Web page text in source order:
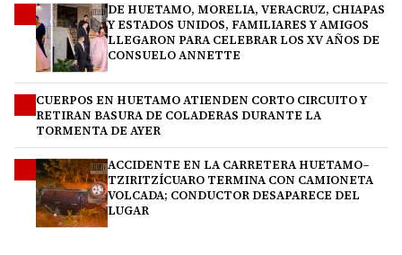
DE HUETAMO, MORELIA, VERACRUZ, CHIAPAS
Y ESTADOS UNIDOS, FAMILIARES Y AMIGOS
LLEGARON PARA CELEBRAR LOS XV AÑOS DE
CONSUELO ANNETTE
CUERPOS EN HUETAMO ATIENDEN CORTO CIRCUITO Y
RETIRAN BASURA DE COLADERAS DURANTE LA
TORMENTA DE AYER
ACCIDENTE EN LA CARRETERA HUETAMO–
TZIRITZÍCUARO TERMINA CON CAMIONETA
VOLCADA; CONDUCTOR DESAPARECE DEL
LUGAR